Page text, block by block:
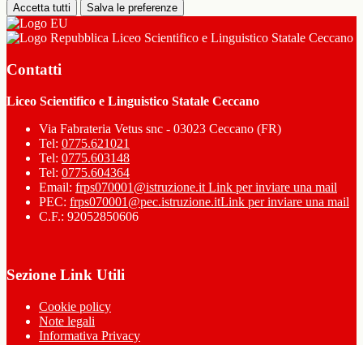
Accetta tutti Salva le preferenze
Liceo Scientifico e Linguistico Statale Ceccano
Contatti
Liceo Scientifico e Linguistico Statale Ceccano
Via Fabrateria Vetus snc - 03023 Ceccano (FR)
Tel: 0775.621021
Tel: 0775.603148
Tel: 0775.604364
Email: frps070001@istruzione.it Link per inviare una mail
PEC: frps070001@pec.istruzione.itLink per inviare una mail
C.F.: 92052850606
Sezione Link Utili
Cookie policy
Note legali
Informativa Privacy